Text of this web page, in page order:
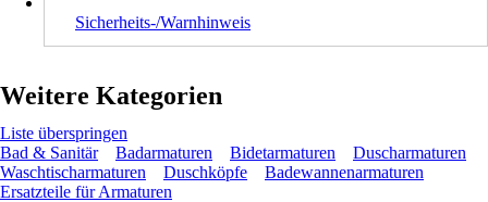
Sicherheits-/Warnhinweis
Weitere Kategorien
Liste überspringen
Bad & Sanitär
Badarmaturen Bidetarmaturen
Duscharmaturen
Waschtischarmaturen
Duschköpfe
Badewannenarmaturen
Ersatzteile für Armaturen